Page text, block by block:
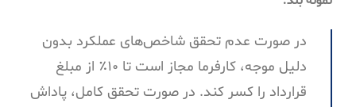
در صورت عدم تحقق شاخص‌های عملکرد بدون
دلیل موجه، کارفرما مجاز است تا ۱۰٪ از مبلغ
قرارداد را کسر کند. در صورت تحقق کامل، پاداش